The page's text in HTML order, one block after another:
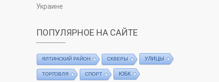
Украине
ПОПУЛЯРНОЕ НА САЙТЕ
ЯЛТИНСКИЙ РАЙОН СКВЕРЫ УЛИЦЫ
ТОРГОВЛЯ СПОРТ ЮБК